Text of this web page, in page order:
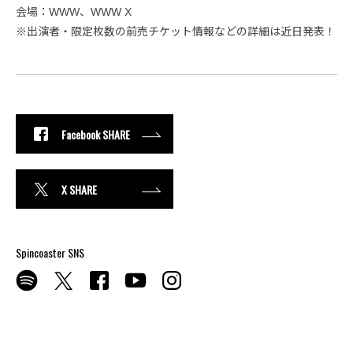
会場：WWW、WWW X
※出演者・限定枚数の前売チケット情報などの詳細は近日発表！
Facebook SHARE
X SHARE
Spincoaster SNS